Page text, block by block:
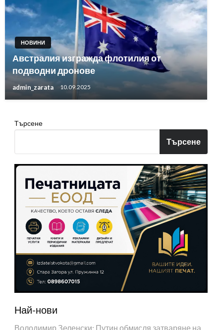
НОВИНИ
Австралия изгражда флотилия от
подводни дронове
admin_zarata 10.09.2025
Търсене
Търсене
Най-нови
Володимир Зеленски: Путин обмисля затваряне на